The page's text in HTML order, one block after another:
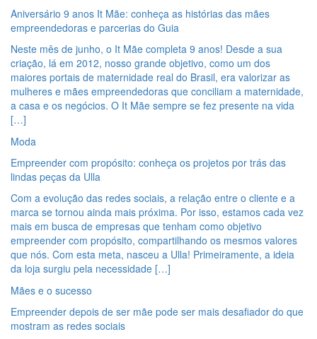
Aniversário 9 anos It Mãe: conheça as histórias das mães
empreendedoras e parcerias do Guia
Neste mês de junho, o It Mãe completa 9 anos! Desde a sua
criação, lá em 2012, nosso grande objetivo, como um dos
maiores portais de maternidade real do Brasil, era valorizar as
mulheres e mães empreendedoras que conciliam a maternidade,
a casa e os negócios. O It Mãe sempre se fez presente na vida
[…]
Moda
Empreender com propósito: conheça os projetos por trás das
lindas peças da Ulla
Com a evolução das redes sociais, a relação entre o cliente e a
marca se tornou ainda mais próxima. Por isso, estamos cada vez
mais em busca de empresas que tenham como objetivo
empreender com propósito, compartilhando os mesmos valores
que nós. Com esta meta, nasceu a Ulla! Primeiramente, a ideia
da loja surgiu pela necessidade […]
Mães e o sucesso
Empreender depois de ser mãe pode ser mais desafiador do que
mostram as redes sociais